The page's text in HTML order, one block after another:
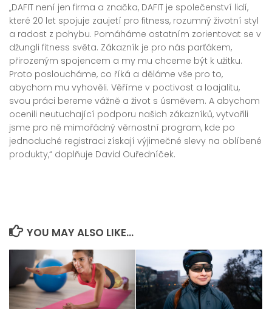
„DAFIT není jen firma a značka, DAFIT je společenství lidí,
které 20 let spojuje zaujetí pro fitness, rozumný životní styl
a radost z pohybu. Pomáháme ostatním zorientovat se v
džungli fitness světa. Zákazník je pro nás parťákem,
přirozeným spojencem a my mu chceme být k užitku.
Proto posloucháme, co říká a děláme vše pro to,
abychom mu vyhověli. Věříme v poctivost a loajalitu,
svou práci bereme vážně a život s úsměvem. A abychom
ocenili neutuchající podporu našich zákazníků, vytvořili
jsme pro ně mimořádný věrnostní program, kde po
jednoduché registraci získají výjimečné slevy na oblíbené
produkty,“ doplňuje David Ouředníček.
YOU MAY ALSO LIKE...